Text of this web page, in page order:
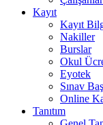
Kayıt
Kayıt
Nakiller
Burslar
Okul
Eyotek
Sınav
Online
Tanıtım